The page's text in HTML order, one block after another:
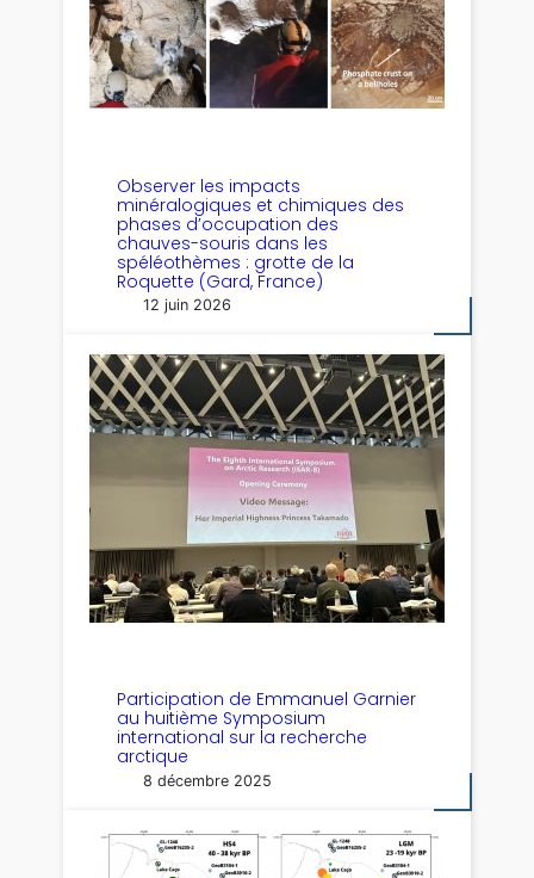
Observer les impacts
minéralogiques et chimiques des
phases d’occupation des
chauves-souris dans les
spéléothèmes : grotte de la
Roquette (Gard, France)
12 juin 2026
Participation de Emmanuel Garnier
au huitième Symposium
international sur la recherche
arctique
8 décembre 2025